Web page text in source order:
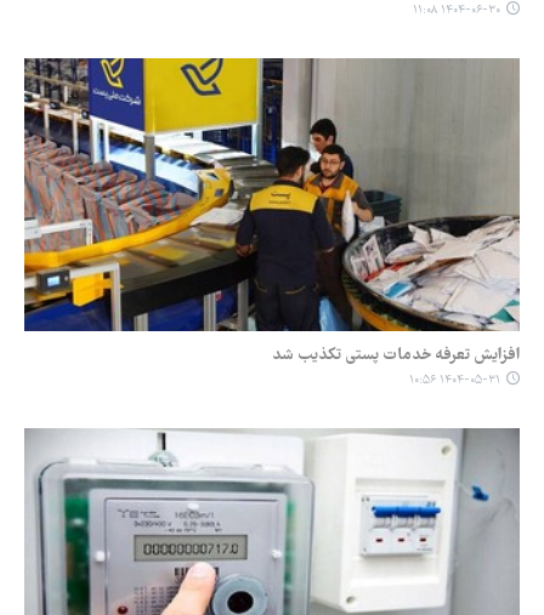
۱۴۰۴-۰۶-۳۰ ۱۱:۰۸
افزایش تعرفه خدمات پستی تکذیب شد
۱۴۰۴-۰۵-۳۱ ۱۰:۵۶